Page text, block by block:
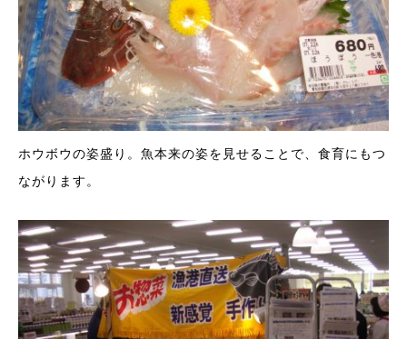
ホウボウの姿盛り。魚本来の姿を見せることで、食育にもつ
ながります。